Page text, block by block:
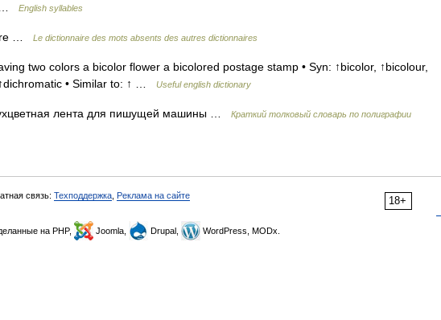
… English syllables
… Le dictionnaire des mots absents des autres dictionnaires
two colors a bicolor flower a bicolored postage stamp • Syn: ↑bicolor, ↑bicolour,
• Similar to: ↑ …
Useful english dictionary
лента для пишущей машины … Краткий толковый словарь по полиграфии
18+
связь: Техподдержка Реклама на сайте
на PHP, Joomla, Drupal, WordPress, MODx.